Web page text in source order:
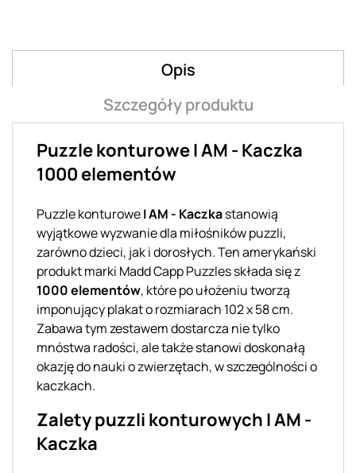
Opis
Szczegóły produktu
Puzzle konturowe I AM - Kaczka
1000 elementów
Puzzle konturoweI AM - Kaczkastanowią
wyjątkowe wyzwanie dla miłośników puzzli,
zarówno dzieci, jak i dorosłych. Ten amerykański
produkt marki Madd Capp Puzzles składa się z
1000 elementów, które po ułożeniu tworzą
imponujący plakat o rozmiarach 102 x 58 cm.
Zabawa tym zestawem dostarcza nie tylko
mnóstwa radości, ale także stanowi doskonałą
okazję do nauki o zwierzętach, w szczególności o
kaczkach.
Zalety puzzli konturowych I AM -
Kaczka